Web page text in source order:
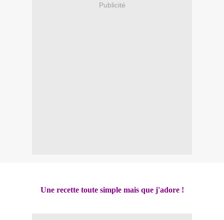
Publicité
Une recette toute simple mais que j'adore !